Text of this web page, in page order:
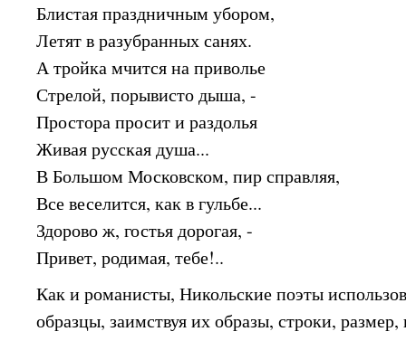
Блистая праздничным убором,
Летят в разубранных санях.
А тройка мчится на приволье
Стрелой, порывисто дыша, -
Простора просит и раздолья
Живая русская душа...
В Большом Московском, пир справляя,
Все веселится, как в гульбе...
Здорово ж, гостья дорогая, -
Привет, родимая, тебе!..
Как и романисты, Никольские поэты
образцы, заимствуя их образы, строки,